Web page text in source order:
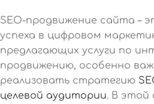
SEO-продвижение сайта –
успеха в цифровом
предлагающих услуги по
продвижению, особенно
реализовать стратегию
целевой аудитории. В этой